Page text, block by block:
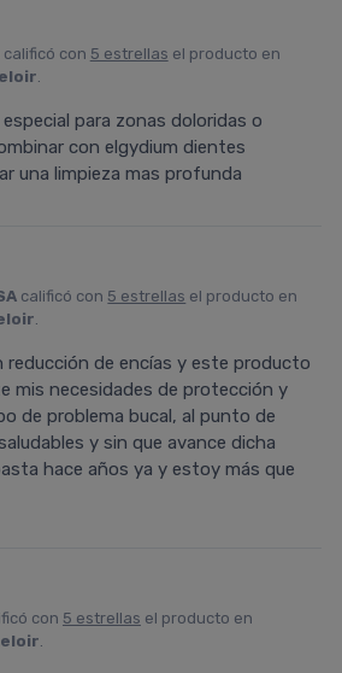
calificó con 5 estrellas el producto en
.
para zonas doloridas o
con elgydium dientes
una limpieza mas profunda
calificó con 5 estrellas el producto en
.
reducción de encías y este producto
mis necesidades de protección y
de problema bucal, al punto de
y sin que avance dicha
hace años ya y estoy más que
con 5 estrellas el producto en
.